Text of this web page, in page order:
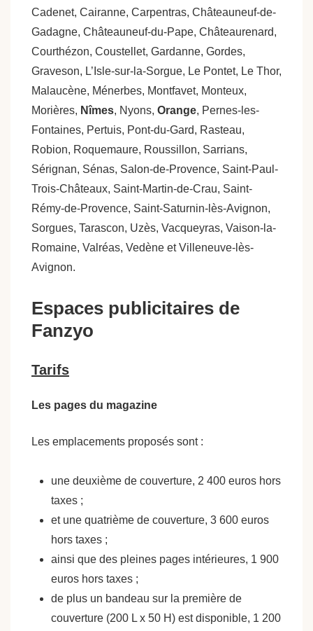
Cadenet, Cairanne, Carpentras, Châteauneuf-de-
Gadagne, Châteauneuf-du-Pape, Châteaurenard,
Courthézon, Coustellet, Gardanne, Gordes,
Graveson, L’Isle-sur-la-Sorgue, Le Pontet, Le Thor,
Malaucène, Ménerbes, Montfavet, Monteux,
Morières, Nîmes, Nyons, Orange, Pernes-les-
Fontaines, Pertuis, Pont-du-Gard, Rasteau,
Robion, Roquemaure, Roussillon, Sarrians,
Sérignan, Sénas, Salon-de-Provence, Saint-Paul-
Trois-Châteaux, Saint-Martin-de-Crau, Saint-
Rémy-de-Provence, Saint-Saturnin-lès-Avignon,
Sorgues, Tarascon, Uzès, Vacqueyras, Vaison-la-
Romaine, Valréas, Vedène et Villeneuve-lès-
Avignon.
Espaces publicitaires de
Fanzyo
Tarifs
Les pages du magazine
Les emplacements proposés sont :
une deuxième de couverture, 2 400 euros hors
taxes ;
et une quatrième de couverture, 3 600 euros
hors taxes ;
ainsi que des pleines pages intérieures, 1 900
euros hors taxes ;
de plus un bandeau sur la première de
couverture (200 L x 50 H) est disponible, 1 200